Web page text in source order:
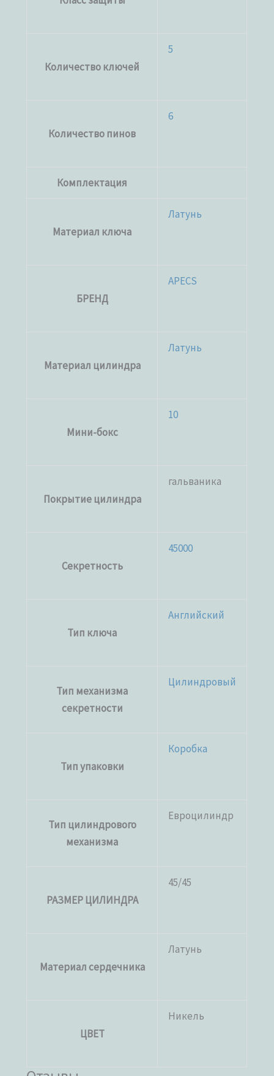
Количество ключей
5
Количество пинов
6
Комплектация
Материал ключа
Латунь
БРЕНД
APECS
Материал цилиндра
Латунь
Мини-бокс
10
Покрытие цилиндра
гальваника
Секретность
45000
Тип ключа
Английский
Тип механизма
секретности
Цилиндровый
Тип упаковки
Коробка
Тип цилиндрового
механизма
Евроцилиндр
РАЗМЕР ЦИЛИНДРА
45/45
Материал сердечника
Латунь
ЦВЕТ
Никель